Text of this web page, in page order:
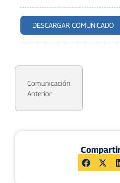
DESCARGAR COMUNICADO
Comunicación
Anterior